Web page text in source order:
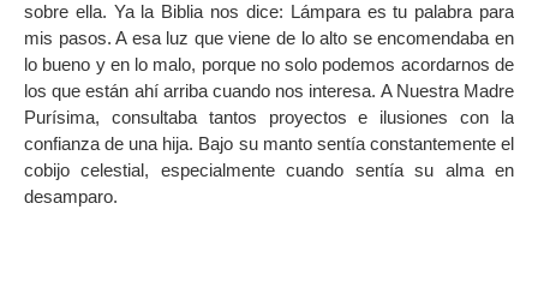
sobre ella. Ya la Biblia nos dice: Lámpara es tu palabra para
mis pasos. A esa luz que viene de lo alto se encomendaba en
lo bueno y en lo malo, porque no solo podemos acordarnos de
los que están ahí arriba cuando nos interesa. A Nuestra Madre
Purísima, consultaba tantos proyectos e ilusiones con la
confianza de una hija. Bajo su manto sentía constantemente el
cobijo celestial, especialmente cuando sentía su alma en
desamparo.